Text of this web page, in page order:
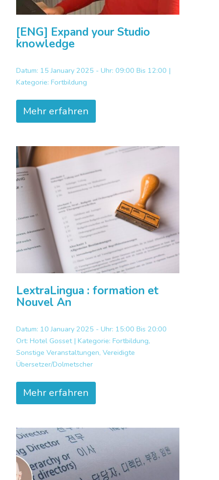
[ENG] Expand your Studio
knowledge
Datum: 15 January 2025 - Uhr: 09:00 Bis 12:00 |
Kategorie: Fortbildung
Mehr erfahren
LextraLingua : formation et
Nouvel An
Datum: 10 January 2025 - Uhr: 15:00 Bis 20:00
Ort: Hotel Gosset | Kategorie: Fortbildung,
Sonstige Veranstaltungen, Vereidigte
Übersetzer/Dolmetscher
Mehr erfahren